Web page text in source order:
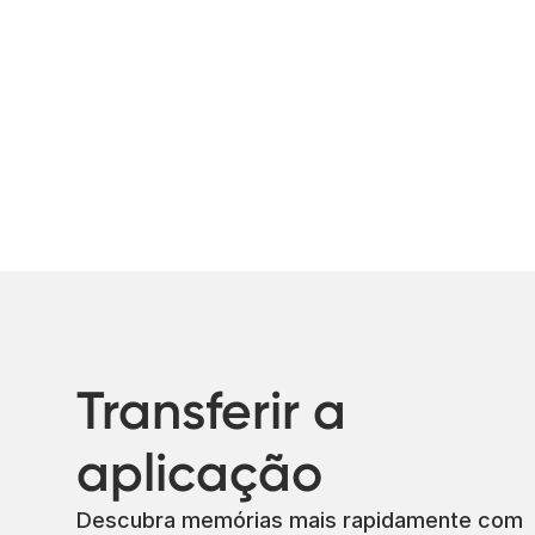
Transferir a
aplicação
Descubra memórias mais rapidamente com